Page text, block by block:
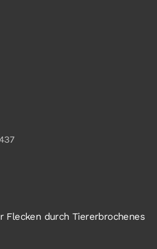
Flecken durch Tiererbrochenes